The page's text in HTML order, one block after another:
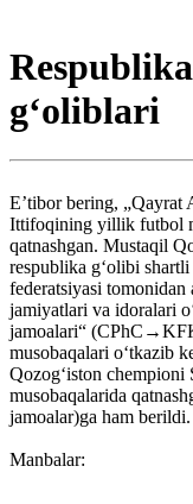
gʻoliblari
Eʼtibor bering, „Qayrat
Ittifoqining yillik futbol
qatnashgan. Mustaqil
respublika gʻolibi
federatsiyasi
jamiyatlari va idoralari
jamoalari“
musobaqalari oʻtkazib
Qozogʻiston
musobaqalarida
jamoalar)ga ham berildi.
Manbalar: